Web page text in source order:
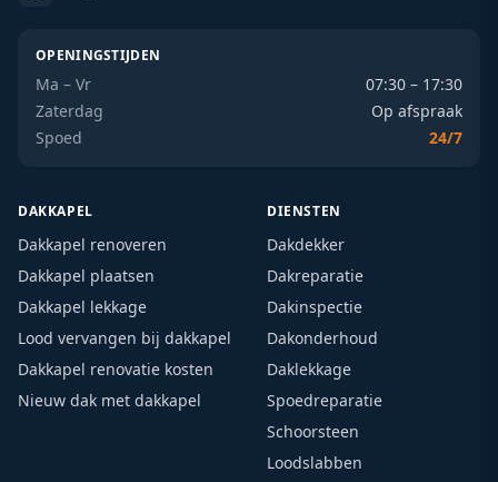
OPENINGSTIJDEN
Ma – Vr
07:30 – 17:30
Zaterdag
Op afspraak
Spoed
24/7
DAKKAPEL
Dakkapel renoveren
Dakkapel plaatsen
Dakkapel lekkage
Lood vervangen bij dakkapel
Dakkapel renovatie kosten
Nieuw dak met dakkapel
DIENSTEN
Dakdekker
Dakreparatie
Dakinspectie
Dakonderhoud
Daklekkage
Spoedreparatie
Schoorsteen
Loodslabben